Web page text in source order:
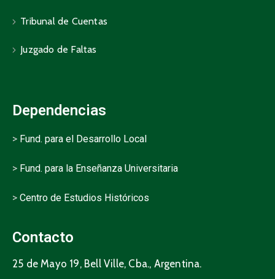
Tribunal de Cuentas
Juzgado de Faltas
Dependencias
> Fund. para el Desarrollo Local
> Fund. para la Enseñanza Universitaria
> Centro de Estudios Históricos
Contacto
25 de Mayo 19, Bell Ville, Cba., Argentina.